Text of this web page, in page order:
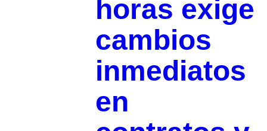
horas exige
cambios
inmediatos
en